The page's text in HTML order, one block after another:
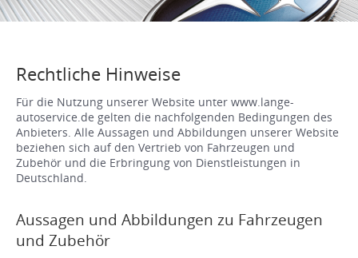
Rechtliche Hinweise
Für die Nutzung unserer Website unter www.lange-
autoservice.de gelten die nachfolgenden Bedingungen des
Anbieters. Alle Aussagen und Abbildungen unserer Website
beziehen sich auf den Vertrieb von Fahrzeugen und
Zubehör und die Erbringung von Dienstleistungen in
Deutschland.
Aussagen und Abbildungen zu Fahrzeugen
und Zubehör